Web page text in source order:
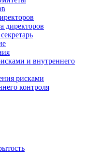
директоров
и внутреннего
рисками
контроля